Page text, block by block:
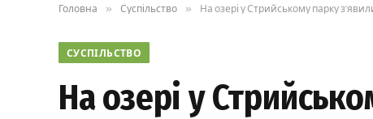
Головна » Суспільство » На озері у Стрийському парку
СУСПІЛЬСТВО
На озері у